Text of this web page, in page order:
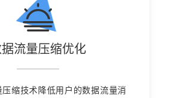
流量压缩优化
缩技术降低用户的数据流量消